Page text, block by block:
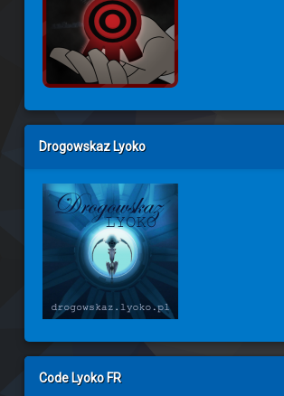
Drogowskaz Lyoko
Code Lyoko FR